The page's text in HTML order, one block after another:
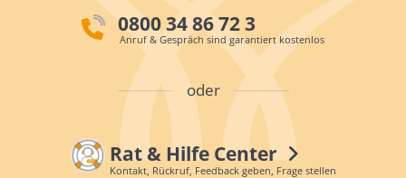
0800 34 86 72 3
Anruf & Gespräch sind garantiert kostenlos
oder
Rat & Hilfe Center
Kontakt, Rückruf, Feedback geben, Frage stellen